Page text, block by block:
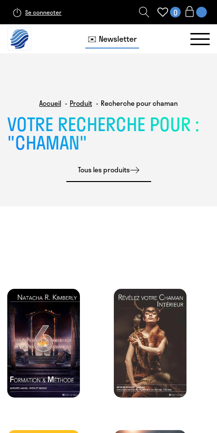
Se connecter 0
✉️ Newsletter
Accueil Produit Recherche pour chaman
VOTRE RECHERCHE POUR :
"CHAMAN"
Tous les produits